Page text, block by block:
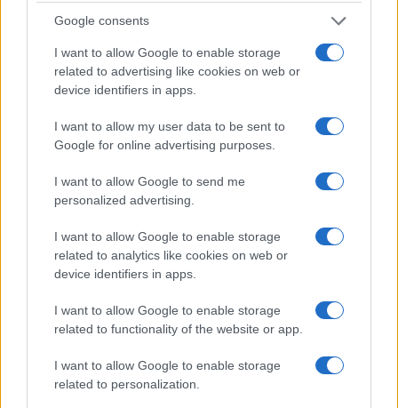
Google consents
I want to allow Google to enable storage
related to advertising like cookies on web or
device identifiers in apps.
I want to allow my user data to be sent to
Google for online advertising purposes.
I want to allow Google to send me
personalized advertising.
I want to allow Google to enable storage
related to analytics like cookies on web or
device identifiers in apps.
I want to allow Google to enable storage
related to functionality of the website or app.
I want to allow Google to enable storage
related to personalization.
Avrei una proposta. Anziché armarsi contro la
Russia(contro chi, sennò, lo farebbe la Ue), si è
pensato alla possibilità di includere la Russia nella
Ue? Dopotutto, Russia e Ue hanno interessi
comuni e complementari: la Ue ha bisogno delle
questa fan comodo i prodotti industriali della Ue.
La convivenza pacifica converrebbe a tutti, e la
Russia (e l’Ucraina, naturalmente) nella Ue
potrebbe essere un buon passo. Almeno finché si
è convinti che la Ue sia una buona idea di suo,
cosa di cui io, personalmente, per molte altre
ragioni, dubito fortemente. Ma almeno, finché la
, forse conviene averci
dentro anche la Russia . Lo stesso potrebbe